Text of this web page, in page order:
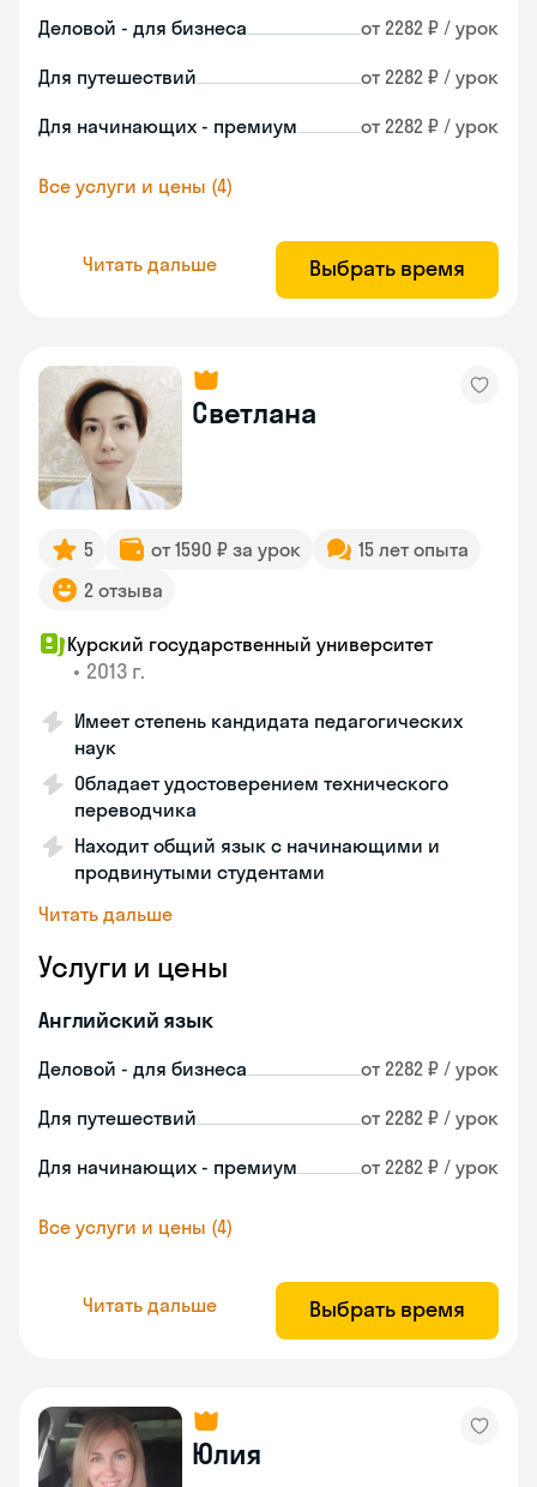
Деловой - для бизнеса от 2282 ₽ / урок
Для путешествий от 2282 ₽ / урок
Для начинающих - премиум от 2282 ₽ / урок
Все услуги и цены (4)
Читать дальше Выбрать время
Светлана
5 от 1590 ₽ за урок
15 лет опыта
2 отзыва
Курский государственный университет
• 2013 г.
Имеет степень кандидата педагогических
наук
Обладает удостоверением технического
переводчика
Находит общий язык с начинающими и
продвинутыми студентами
Читать дальше
Услуги и цены
Английский язык
Деловой - для бизнеса от 2282 ₽ / урок
Для путешествий от 2282 ₽ / урок
Для начинающих - премиум от 2282 ₽ / урок
Все услуги и цены (4)
Читать дальше Выбрать время
Юлия